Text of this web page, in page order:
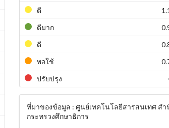
ดี
ดีมาก
ดี
พอใช้
ปรับปรุง
ที่มาของข้อมูล : ศูนย์เทคโนโลยีสารสนเทศ ส
กระทรวงศึกษาธิการ